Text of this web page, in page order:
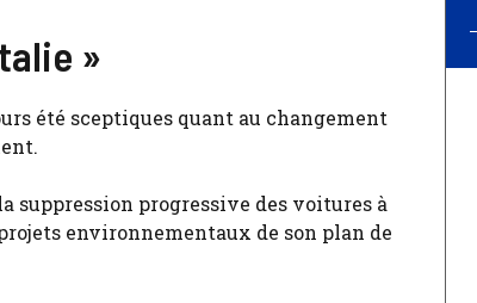
»
été sceptiques quant au changement
suppression progressive des voitures à
environnementaux de son plan de